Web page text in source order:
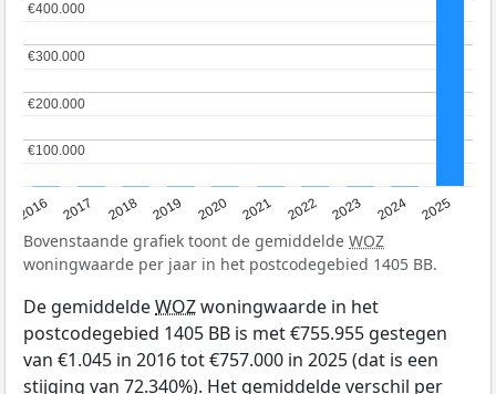
2016 2017 2018 2019 2020 2021 2022 2023 2024 2025
€100.000
€100.000
€200.000
€200.000
€300.000
€300.000
€400.000
€400.000
Bovenstaande grafiek toont de gemiddelde WOZ
woningwaarde per jaar in het postcodegebied 1405 BB.
De gemiddeldeWOZwoningwaarde in het
postcodegebied 1405 BB is met €755.955 gestegen
van €1.045 in 2016 tot €757.000 in 2025 (dat is een
stijging van 72.340%). Het gemiddelde verschil per